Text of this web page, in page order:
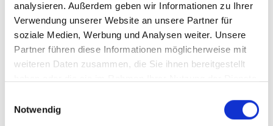
analysieren. Außerdem geben wir Informationen zu Ihrer
Verwendung unserer Website an unsere Partner für
soziale Medien, Werbung und Analysen weiter. Unsere
Partner führen diese Informationen möglicherweise mit
weiteren Daten zusammen, die Sie ihnen bereitgestellt
Notwendig
Projekt
TRANSfer III - Ambitionierte Minderungsmaßnahmen
im Verkehrssektor